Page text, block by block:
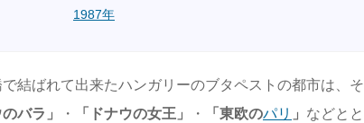
1987年
結ばれて出来たハンガリーのブタペストの都市は、そ
バラ」
・ 「ドナウの女王」 ・ 「東欧のパリ 」 などとと